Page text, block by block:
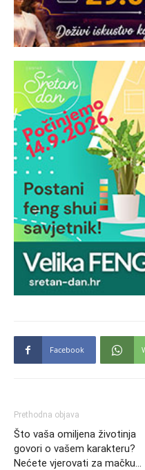
Facebook
Prethodna objava
Što vaša omiljena životinja
govori o vašem karakteru?
Nećete vjerovati za mačku…